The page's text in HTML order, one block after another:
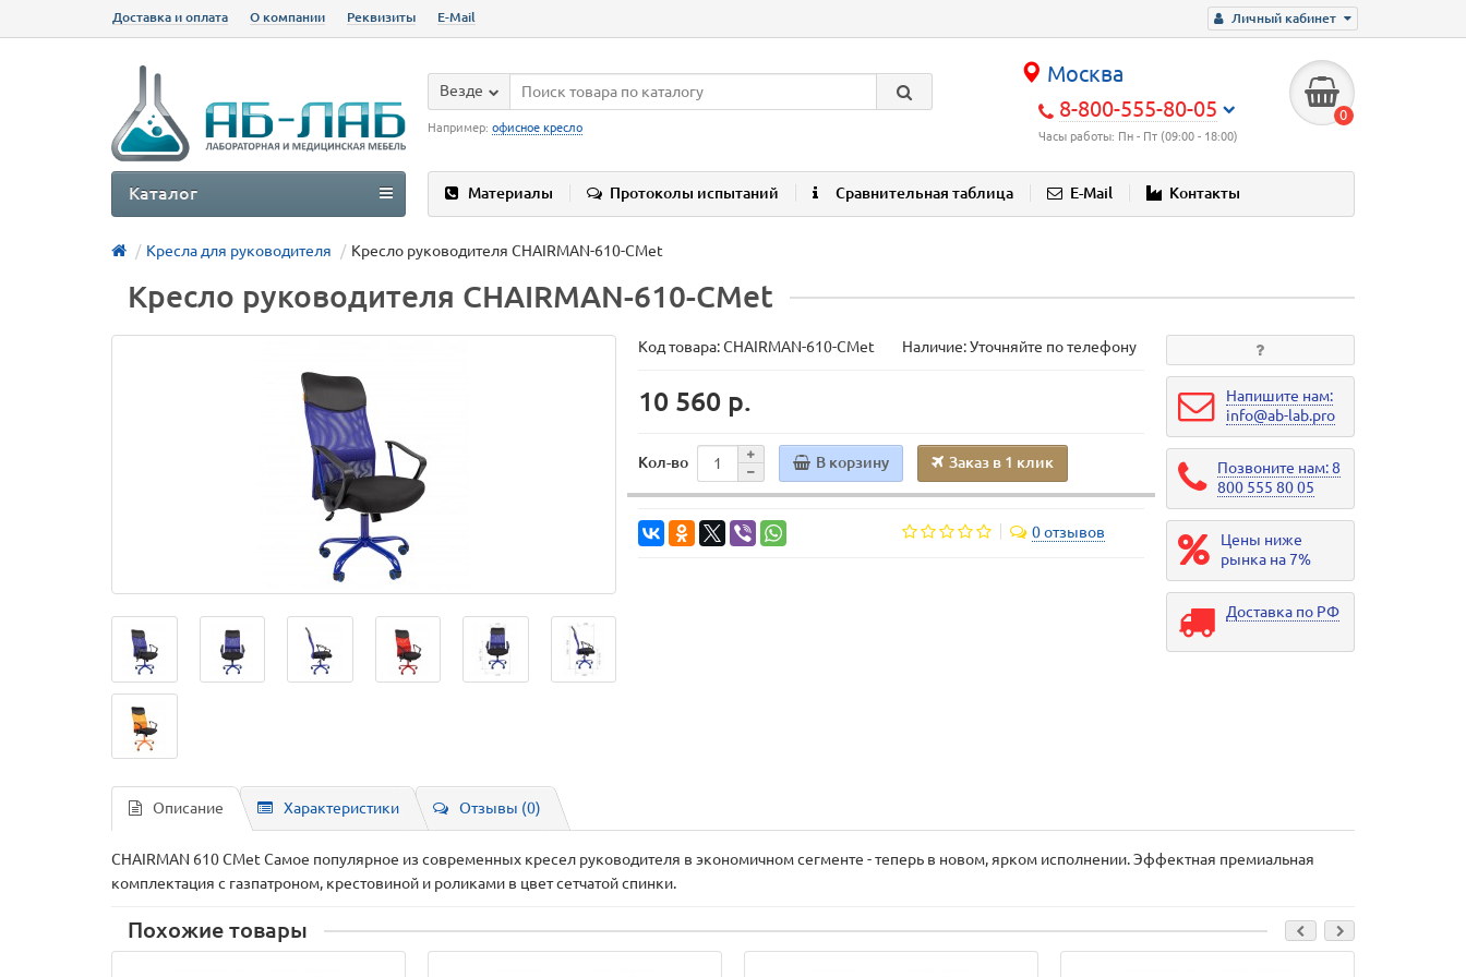
Личный кабинет
Доставка и оплата О компании Реквизиты E-Mail
Москва
8-800-555-80-05
Часы работы: Пн - Пт (09:00 - 18:00)
0
Везде
Например: офисное кресло
Материалы Протоколы испытаний Сравнительная таблица E-Mail Контакты
Каталог
Кресла для руководителя Кресло руководителя CHAIRMAN-610-CMet
Кресло руководителя CHAIRMAN-610-CMet
Код товара:CHAIRMAN-610-CMet Наличие: Уточняйте по телефону
10 560 р.
Кол-во В корзину Заказ в 1 клик
0 отзывов
Напишите нам:
info@ab-lab.pro
Позвоните нам: 8
800 555 80 05
Цены ниже
рынка на 7%
Доставка по РФ
Описание Характеристики Отзывы (0)
CHAIRMAN 610 CMet Самое популярное из современных кресел руководителя в экономичном сегменте - теперь в новом, ярком исполнении. Эффектная премиальная
комплектация с газпатроном, крестовиной и роликами в цвет сетчатой спинки.
Похожие товары